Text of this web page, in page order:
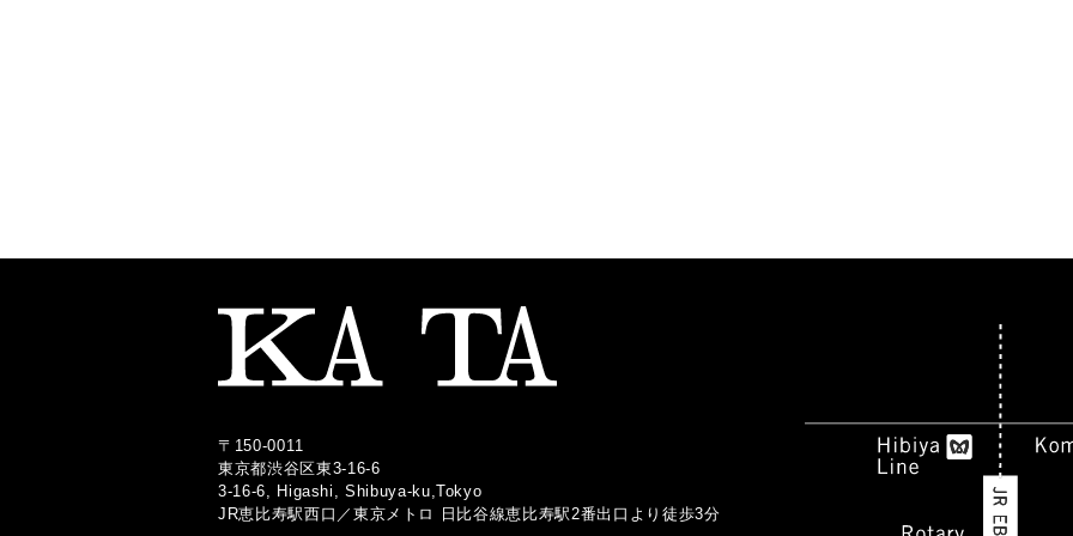
〒150-0011
東京都渋谷区東3-16-6
3-16-6, Higashi, Shibuya-ku,Tokyo
JR恵比寿駅西口 ／ 東京メトロ 日比谷線恵比寿駅2番出口より徒歩3分